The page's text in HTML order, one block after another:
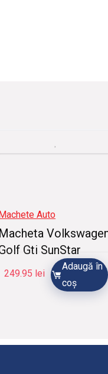
Auto
Macheta
Gti SunStar
249.95 lei
Adaugă în
coș